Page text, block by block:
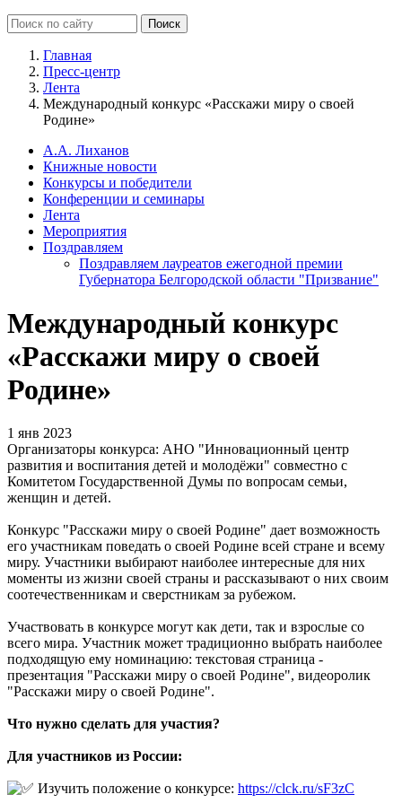
Главная
Пресс-центр
Лента
Международный конкурс «Расскажи миру о своей
Родине»
А.А. Лиханов
Книжные новости
Конкурсы и победители
Конференции и семинары
Лента
Мероприятия
Поздравляем
Поздравляем лауреатов ежегодной премии
Губернатора Белгородской области "Призвание"
Международный конкурс
«Расскажи миру о своей
Родине»
1 янв 2023
Организаторы конкурса: АНО "Инновационный центр
развития и воспитания детей и молодёжи" совместно с
Комитетом Государственной Думы по вопросам семьи,
женщин и детей.
Конкурс "Расскажи миру о своей Родине" дает возможность
его участникам поведать о своей Родине всей стране и всему
миру. Участники выбирают наиболее интересные для них
моменты из жизни своей страны и рассказывают о них своим
соотечественникам и сверстникам за рубежом.
Участвовать в конкурсе могут как дети, так и взрослые со
всего мира. Участник может традиционно выбрать наиболее
подходящую ему номинацию: текстовая страница -
презентация "Расскажи миру о своей Родине", видеоролик
"Расскажи миру о своей Родине".
Что нужно сделать для участия?
Для участников из России:
Изучить положение о конкурсе: https://clck.ru/sF3zC